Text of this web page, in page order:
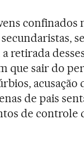
confinados
retirada
que sair do
acusação
de pais
de controle